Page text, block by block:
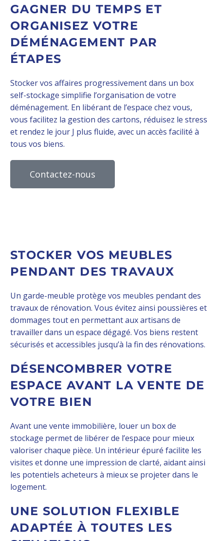
GAGNER DU TEMPS ET
ORGANISEZ VOTRE
DÉMÉNAGEMENT PAR
ÉTAPES
Stocker vos affaires progressivement dans un box
self-stockage simplifie l’organisation de votre
déménagement. En libérant de l’espace chez vous,
vous facilitez la gestion des cartons, réduisez le stress
et rendez le jour J plus fluide, avec un accès facilité à
tous vos biens.
Contactez-nous
STOCKER VOS MEUBLES
PENDANT DES TRAVAUX
Un garde-meuble protège vos meubles pendant des
travaux de rénovation. Vous évitez ainsi poussières et
dommages tout en permettant aux artisans de
travailler dans un espace dégagé. Vos biens restent
sécurisés et accessibles jusqu’à la fin des rénovations.
DÉSENCOMBRER VOTRE
ESPACE AVANT LA VENTE DE
VOTRE BIEN
Avant une vente immobilière, louer un box de
stockage permet de libérer de l’espace pour mieux
valoriser chaque pièce. Un intérieur épuré facilite les
visites et donne une impression de clarté, aidant ainsi
les potentiels acheteurs à mieux se projeter dans le
logement.
UNE SOLUTION FLEXIBLE
ADAPTÉE À TOUTES LES